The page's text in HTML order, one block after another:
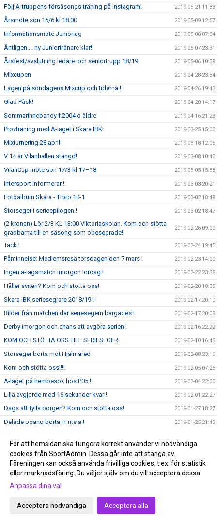
Följ A-truppens försäsongs träning på Instagram! 2019-05-21 11:33
Årsmöte sön 16/6 kl 18.00 2019-05-09 12:57
Informationsmöte Juniorlag 2019-05-08 07:04
Äntligen.... ny Juniortränare klar! 2019-05-07 23:31
Årsfest/avslutning ledare och seniortrupp 18/19 2019-05-06 10:39
Mixcupen 2019-04-28 23:34
Lagen på söndagens Mixcup och tiderna ! 2019-04-26 19:43
Glad Påsk! 2019-04-20 14:17
Sommarinnebandy f.2004 o äldre 2019-04-16 21:23
Provträning med A-laget i Skara IBK! 2019-03-25 15:00
Mixturnering 28 april 2019-03-18 12:05
V 14 är Vilanhallen stängd! 2019-03-08 10:40
VilanCup möte sön 17/3 kl 17–18 2019-03-05 15:58
Intersport informerar ! 2019-03-03 20:21
Fotoalbum Skara - Tibro 10-1 2019-03-02 18:49
Storseger i serieepilogen ! 2019-03-02 18:47
(2 kronan) Lör 2/3 KL 13:00 Viktoriaskolan. Kom och stötta
grabbarna till en säsong som obesegrade!
2019-02-26 09:00
Tack ! 2019-02-24 19:45
Påminnelse: Medlemsresa torsdagen den 7 mars ! 2019-02-23 14:00
Ingen a-lagsmatch imorgon lördag ! 2019-02-22 23:38
Håller sviten? Kom och stötta oss! 2019-02-20 18:35
Skara IBK seriesegrare 2018/19 ! 2019-02-17 20:10
Bilder från matchen där seriesegern bärgades ! 2019-02-17 20:08
Derby imorgon och chans att avgöra serien ! 2019-02-16 22:22
KOM OCH STÖTTA OSS TILL SERIESEGER! 2019-02-10 16:46
Storseger borta mot Hjälmared 2019-02-08 23:16
Kom och stötta oss!!!! 2019-02-05 07:25
A-laget på hembesök hos P05 ! 2019-02-04 22:00
Lilja avgjorde med 16 sekunder kvar ! 2019-02-01 22:27
Dags att fylla borgen? Kom och stötta oss! 2019-01-27 18:27
Delade poäng borta i Fritsla ! 2019-01-25 21:43
Tobias Bergstrand 200 + 2019-01-17 20:54
Nyheter våren 2019! 2019-01-15 10:33
Kom och stötta våra lila krigare! 2019-01-13 20:13
Nya året börjar med en comeback!
Lycka till Emil Skillermo och distriktslaget i SM i helgen!
För att hemsidan ska fungera korrekt använder vi nödvändiga
cookies från SportAdmin. Dessa går inte att stänga av.
Föreningen kan också använda frivilliga cookies, t.ex. för statistik
eller marknadsföring. Du väljer själv om du vill acceptera dessa.
Anpassa dina val
Acceptera nödvändiga Acceptera alla